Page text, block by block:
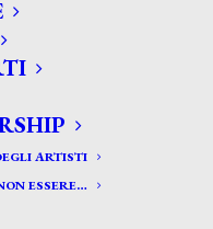
ARTISTI
ESSERE…